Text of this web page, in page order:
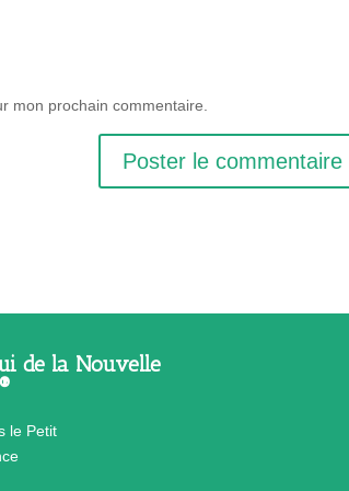
mon prochain commentaire.
de la Nouvelle
le Petit